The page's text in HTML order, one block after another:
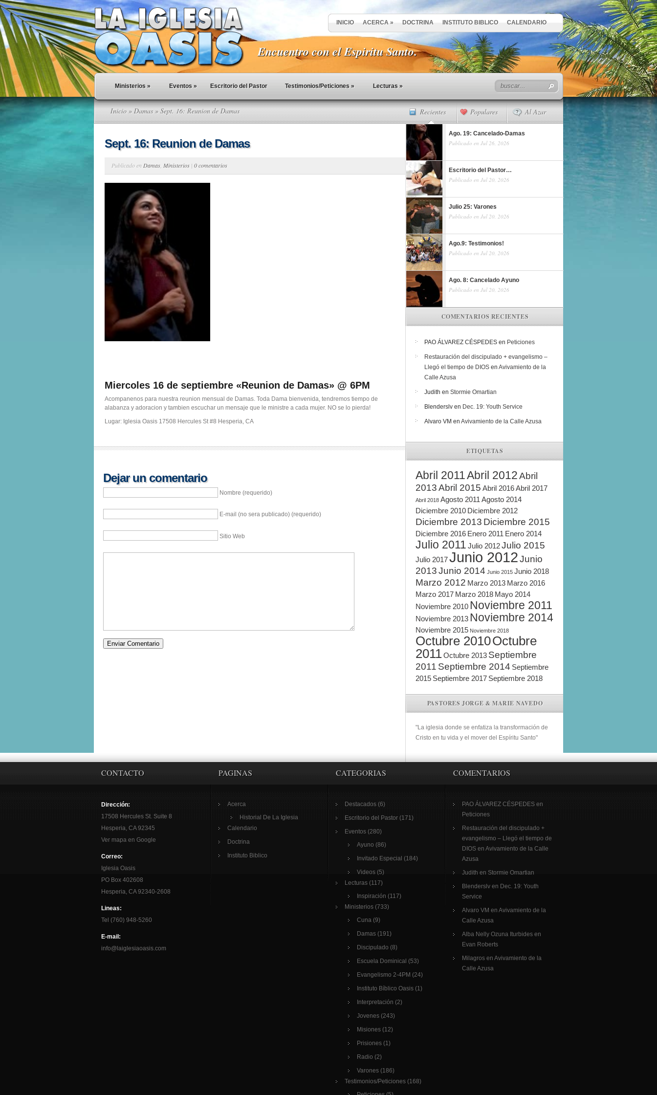
INICIO ACERCA » DOCTRINA INSTITUTO BIBLICO CALENDARIO
Encuentro con el Espiritu Santo.
Ministerios » Eventos » Escritorio del Pastor Testimonios/Peticiones » Lecturas »
Inicio » Damas» Sept. 16: Reunion de Damas
Sept. 16: Reunion de Damas
Publicado en Damas Ministerios | 0 comentarios
Miercoles 16 de septiembre «Reunion de Damas» @ 6PM
Acompanenos para nuestra reunion mensual de Damas. Toda Dama bienvenida, tendremos tiempo de
alabanza y adoracion y tambien escuchar un mensaje que le ministre a cada mujer. NO se lo pierda!
Lugar: Iglesia Oasis 17508 Hercules St #8 Hesperia, CA
Dejar un comentario
Nombre (requerido)
E-mail (no sera publicado) (requerido)
Sitio Web
Recientes Populares Al Azar
Ago. 19: Cancelado-Damas
Publicado en Jul 26, 2026
Escritorio del Pastor…
Publicado en Jul 20, 2026
Julio 25: Varones
Publicado en Jul 20, 2026
Ago.9: Testimonios!
Publicado en Jul 20, 2026
Ago. 8: Cancelado Ayuno
Publicado en Jul 20, 2026
COMENTARIOS RECIENTES
PAO ÁLVAREZ CÉSPEDES en Peticiones
Restauración del discipulado + evangelismo –
Llegó el tiempo de DIOS en Avivamiento de la
Calle Azusa
Judith en Stormie Omartian
Blenderslv en Dec. 19: Youth Service
Alvaro VM en Avivamiento de la Calle Azusa
ETIQUETAS
Abril 2011Abril 2012Abril
2013Abril 2015 Abril 2016Abril 2017
Abril 2018 Agosto 2011 Agosto 2014
Diciembre 2010 Diciembre 2012
Diciembre 2013 Diciembre 2015
Diciembre 2016 Enero 2011 Enero 2014
Julio 2011 Julio 2012Julio 2015
Julio 2017Junio 2012Junio
2013Junio 2014 Junio 2015 Junio 2018
Marzo 2012 Marzo 2013 Marzo 2016
Marzo 2017 Marzo 2018 Mayo 2014
Noviembre 2010 Noviembre 2011
Noviembre 2013 Noviembre 2014
Noviembre 2015 Noviembre 2018
Octubre 2010Octubre
2011Octubre 2013 Septiembre
2011 Septiembre 2014 Septiembre
2015 Septiembre 2017 Septiembre 2018
PASTORES JORGE & MARIE NAVEDO
"La iglesia donde se enfatiza la transformación de
Cristo en tu vida y el mover del Espíritu Santo"
CONTACTO
Dirección:
17508 Hercules St. Suite 8
Hesperia, CA 92345
Ver mapa en Google
Correo:
Iglesia Oasis
PO Box 402608
Hesperia, CA 92340-2608
Lineas:
Tel (760) 948-5260
E-mail:
info@laiglesiaoasis.com
PAGINAS
Acerca
Historial De La Iglesia
Calendario
Doctrina
Instituto Biblico
CATEGORIAS
Destacados (6)
Escritorio del Pastor (171)
Eventos (280)
Ayuno (86)
Invitado Especial (184)
Videos (5)
Lecturas (117)
Inspiración (117)
Ministerios (733)
Cuna (9)
Damas (191)
Discipulado (8)
Escuela Dominical (53)
Evangelismo 2-4PM (24)
Instituto Bíblico Oasis (1)
Interpretación (2)
Jovenes (243)
Misiones (12)
Prisiones (1)
Radio (2)
Varones (186)
Testimonios/Peticiones (168)
COMENTARIOS
PAO ÁLVAREZ CÉSPEDES en
Peticiones
Restauración del discipulado +
evangelismo – Llegó el tiempo de
DIOS en Avivamiento de la Calle
Azusa
Judith en Stormie Omartian
Blenderslv en Dec. 19: Youth
Service
Alvaro VM en Avivamiento de la
Calle Azusa
Alba Nelly Ozuna Iturbides en
Evan Roberts
Milagros en Avivamiento de la
Calle Azusa